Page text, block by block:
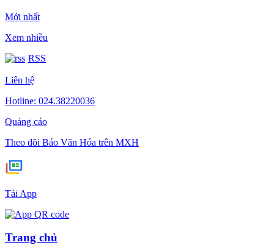
Mới nhất
Xem nhiều
RSS
Liên hệ
Hotline: 024.38220036
Quảng cáo
Theo dõi Báo Văn Hóa trên MXH
Tải App
Trang chủ